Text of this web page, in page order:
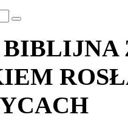
BIBLIJNA